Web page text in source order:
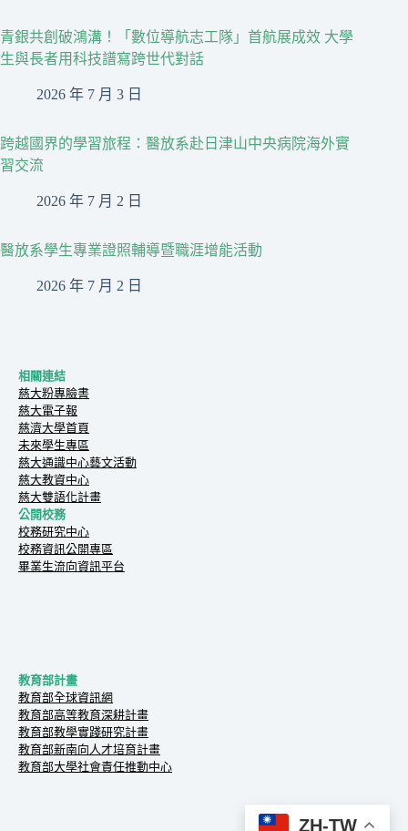
青銀共創破鴻溝！「數位導航志工隊」首航展成效 大學
生與長者用科技譜寫跨世代對話
2026 年 7 月 3 日
跨越國界的學習旅程：醫放系赴日津山中央病院海外實
習交流
2026 年 7 月 2 日
醫放系學生專業證照輔導暨職涯增能活動
2026 年 7 月 2 日
相關連結
慈大粉專臉書
慈大電子報
慈濟大學首頁
未來學生專區
慈大通識中心藝文活動
慈大教資中心
慈大雙語化計畫
公開校務
校務研究中心
校務資訊公開專區
畢業生流向資訊平台
教育部計畫
教育部全球資訊網
教育部高等教育深耕計畫
教育部教學實踐研究計畫
教育部新南向人才培育計畫
教育部大學社會責任推動中心
ZH-TW